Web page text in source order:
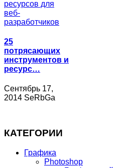
25
потрясающих
инструментов и
ресурс…
Сентябрь 17,
2014 SeRbGa
КАТЕГОРИИ
Графика
Photoshop